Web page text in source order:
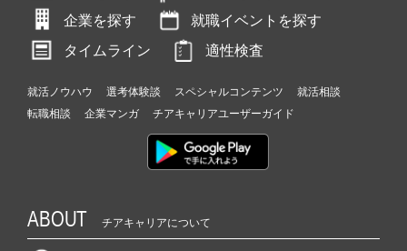
企業を探す
就職イベントを探す
タイムライン
適性検査
就活ノウハウ 選考体験談 スペシャルコンテンツ
就活相談
転職相談
企業マンガ チアキャリアユーザーガイド
ABOUT チアキャリアについて